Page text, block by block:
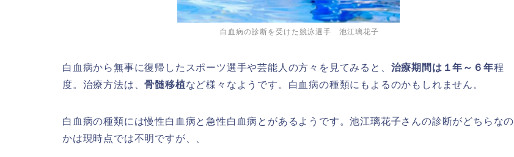
白血病の診断を受けた競泳選手 池江璃花子
白血病から無事に復帰したスポーツ選手や芸能人の方々を見てみると、 治療期間は１年～６年程
度。治療方法は、骨髄移植など様々なようです。白血病の種類にもよるのかもしれません。
白血病の種類には慢性白血病と急性白血病とがあるようです。池江璃花子さんの診断がどちらなの
かは現時点では不明ですが、、